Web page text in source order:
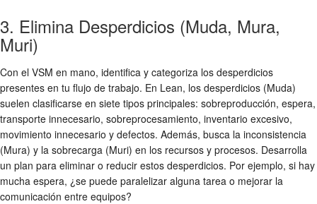
3. Elimina Desperdicios (Muda, Mura,
Muri)
Con el VSM en mano, identifica y categoriza los desperdicios
presentes en tu flujo de trabajo. En Lean, los desperdicios (Muda)
suelen clasificarse en siete tipos principales: sobreproducción, espera,
transporte innecesario, sobreprocesamiento, inventario excesivo,
movimiento innecesario y defectos. Además, busca la inconsistencia
(Mura) y la sobrecarga (Muri) en los recursos y procesos. Desarrolla
un plan para eliminar o reducir estos desperdicios. Por ejemplo, si hay
mucha espera, ¿se puede paralelizar alguna tarea o mejorar la
comunicación entre equipos?